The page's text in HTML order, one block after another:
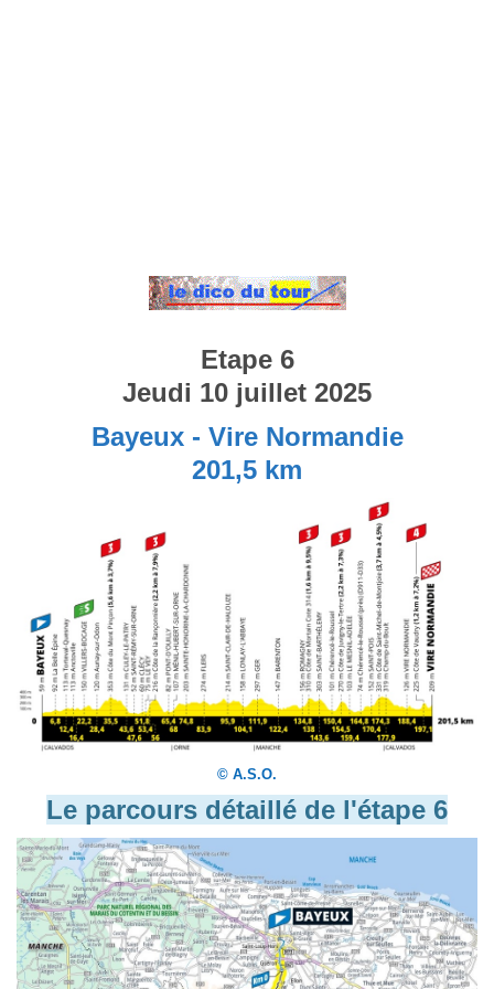
Etape 6
Jeudi 10 juillet 2025
Bayeux - Vire Normandie
201,5 km
© A.S.O.
Le parcours détaillé de l'étape 6